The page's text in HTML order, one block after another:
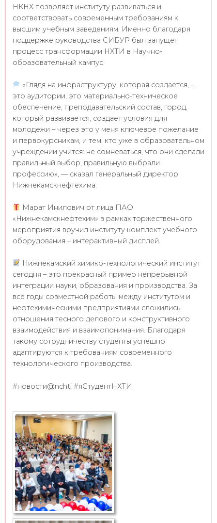
НКНХ позволяет институту развиваться и
соответствовать современным требованиям к
высшим учебным заведениям. Именно благодаря
поддержке руководства СИБУР был запущен
процесс трансформации НХТИ в Научно-
образовательный кампус.
«Глядя на инфраструктуру, которая создается, –
это аудитории, это материально-техническое
обеспечение, преподавательский состав, город,
который развивается, создает условия для
молодежи – через это у меня ключевое пожелание
и первокурсникам, и тем, кто уже в образовательном
учреждении учится: не сомневаться, что они сделали
правильный выбор, правильную выбрали
профессию», — сказал генеральный директор
Нижнекамскнефтехима.
Марат Инилович от лица ПАО
«Нижнекамскнефтехим» в рамках торжественного
мероприятия вручил институту комплект учебного
оборудования – интерактивный дисплей.
Нижнекамский химико-технологический институт
сегодня – это прекрасный пример непрерывной
интеграции науки, образования и производства. За
все годы совместной работы между институтом и
нефтехимическими предприятиями сложились
отношения тесного делового и конструктивного
взаимодействия и взаимопонимания. Благодаря
такому сотрудничеству студенты успешно
адаптируются к требованиям современного
технологического производства.
#новости@nchti #яСтудентНХТИ